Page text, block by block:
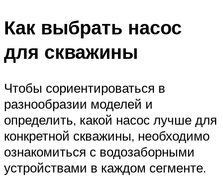
Как выбрать насос
для скважины
Чтобы сориентироваться в
разнообразии моделей и
определить, какой насос лучше для
конкретной скважины, необходимо
ознакомиться с водозаборными
устройствами в каждом сегменте.